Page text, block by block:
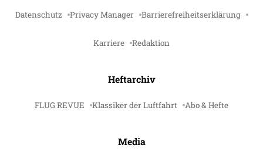
Datenschutz Privacy Manager Barrierefreiheitserklärung
Karriere Redaktion
Heftarchiv
FLUG REVUE Klassiker der Luftfahrt Abo & Hefte
Media